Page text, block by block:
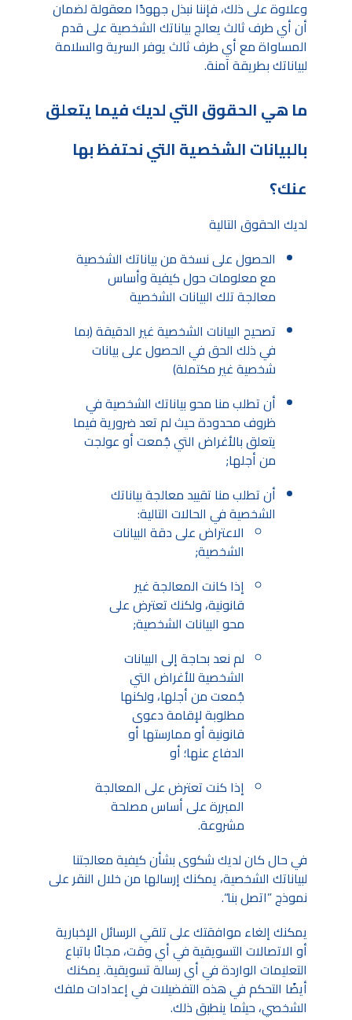
وعلاوة على ذلك، فإننا نبذل جهودًا معقولة لضمان
أن أي طرف ثالث يعالج بياناتك الشخصية على قدم
المساواة مع أي طرف ثالث يوفر السرية والسلامة
لبياناتك بطريقة آمنة.
ما هي الحقوق التي لديك فيما يتعلق
بالبيانات الشخصية التي نحتفظ بها
عنك؟
لديك الحقوق التالية
الحصول على نسخة من بياناتك الشخصية
مع معلومات حول كيفية وأساس
معالجة تلك البيانات الشخصية
تصحيح البيانات الشخصية غير الدقيقة (بما
في ذلك الحق في الحصول على بيانات
شخصية غير مكتملة)
أن تطلب منا محو بياناتك الشخصية في
ظروف محدودة حيث لم تعد ضرورية فيما
يتعلق بالأغراض التي جُمعت أو عولجت
من أجلها;
أن تطلب منا تقييد معالجة بياناتك
الشخصية في الحالات التالية:
الاعتراض على دقة البيانات
الشخصية;
إذا كانت المعالجة غير
قانونية، ولكنك تعترض على
محو البيانات الشخصية;
لم نعد بحاجة إلى البيانات
الشخصية للأغراض التي
جُمعت من أجلها، ولكنها
مطلوبة لإقامة دعوى
قانونية أو ممارستها أو
الدفاع عنها؛ أو
إذا كنت تعترض على المعالجة
المبررة على أساس مصلحة
مشروعة.
في حال كان لديك شكوى بشأن كيفية معالجتنا
لبياناتك الشخصية، يمكنك إرسالها من خلال النقر على
نموذج ”اتصل بنا“.
يمكنك إلغاء موافقتك على تلقي الرسائل الإخبارية
أو الاتصالات التسويقية في أي وقت، مجانًا باتباع
التعليمات الواردة في أي رسالة تسويقية. يمكنك
أيضًا التحكم في هذه التفضيلات في إعدادات ملفك
الشخصي، حيثما ينطبق ذلك.